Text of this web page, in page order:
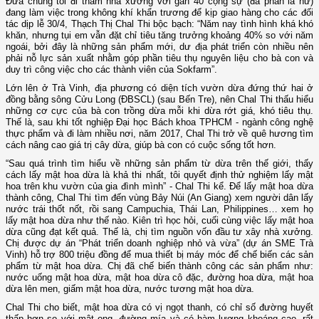
đang làm việc trong không khí khẩn trương để kịp giao hàng cho các đối
tác dịp lễ 30/4, Thạch Thị Chal Thi bộc bạch: “Năm nay tình hình khá khó
khăn, nhưng tụi em vẫn đặt chỉ tiêu tăng trưởng khoảng 40% so với năm
ngoái, bởi đây là những sản phẩm mới, dư địa phát triển còn nhiều nên
phải nỗ lực sản xuất nhằm góp phần tiêu thụ nguyên liệu cho bà con và
duy trì công việc cho các thành viên của Sokfarm”.
Lớn lên ở Trà Vinh, địa phương có diện tích vườn dừa đứng thứ hai ở
đồng bằng sông Cửu Long (ĐBSCL) (sau Bến Tre), nên Chal Thi thấu hiểu
những cơ cực của bà con trồng dừa mỗi khi dừa rớt giá, khó tiêu thụ.
Thế là, sau khi tốt nghiệp Đại học Bách khoa TPHCM - ngành công nghệ
thực phẩm và đi làm nhiều nơi, năm 2017, Chal Thi trở về quê hương tìm
cách nâng cao giá trị cây dừa, giúp bà con có cuộc sống tốt hơn.
“Sau quá trình tìm hiểu về những sản phẩm từ dừa trên thế giới, thấy
cách lấy mật hoa dừa là khả thi nhất, tôi quyết định thử nghiệm lấy mật
hoa trên khu vườn của gia đình mình” - Chal Thi kể. Để lấy mật hoa dừa
thành công, Chal Thi tìm đến vùng Bảy Núi (An Giang) xem người dân lấy
nước trái thốt nốt, rồi sang Campuchia, Thái Lan, Philippines… xem họ
lấy mật hoa dừa như thế nào. Kiên trì học hỏi, cuối cùng việc lấy mật hoa
dừa cũng đạt kết quả. Thế là, chị tìm nguồn vốn đầu tư xây nhà xưởng.
Chị được dự án “Phát triển doanh nghiệp nhỏ và vừa” (dự án SME Trà
Vinh) hỗ trợ 800 triệu đồng để mua thiết bị máy móc để chế biến các sản
phẩm từ mật hoa dừa. Chị đã chế biến thành công các sản phẩm như:
nước uống mật hoa dừa, mật hoa dừa cô đặc, đường hoa dừa, mật hoa
dừa lên men, giấm mật hoa dừa, nước tương mật hoa dừa.
Chal Thi cho biết, mật hoa dừa có vị ngọt thanh, có chỉ số đường huyết